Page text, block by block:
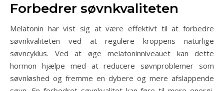
Forbedrer søvnkvaliteten
Melatonin har vist sig at være effektivt til at forbedre
søvnkvaliteten ved at regulere kroppens naturlige
søvncyklus. Ved at øge melatoninniveauet kan dette
hormon hjælpe med at reducere søvnproblemer som
søvnløshed og fremme en dybere og mere afslappende